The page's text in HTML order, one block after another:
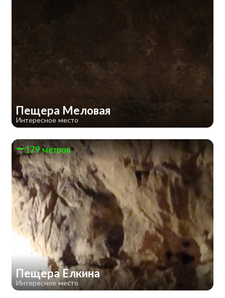
Пещера Меловая
Интересное место
179 метров
Пещера Елкина
Интересное место